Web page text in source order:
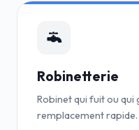
Robinetterie
Robinet qui fuit ou qui
remplacement rapide.